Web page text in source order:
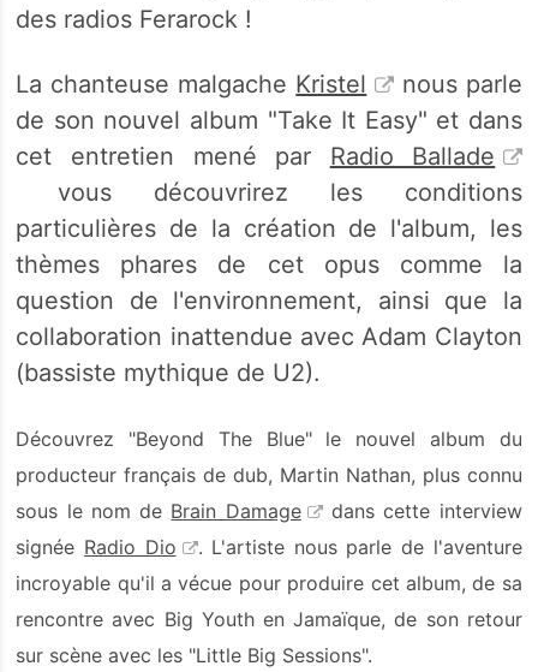
des radios Ferarock !
La chanteuse malgache Kristel
nous parle
de son nouvel album "Take It Easy" et dans
cet entretien mené par Radio Ballade
vous découvrirez les conditions
particulières de la création de l'album, les
thèmes phares de cet opus comme la
question de l'environnement, ainsi que la
collaboration inattendue avec Adam Clayton
(bassiste mythique de U2).
Découvrez "Beyond The Blue" le nouvel album du
producteur français de dub, Martin Nathan, plus connu
sous le nom de Brain Damage
dans cette interview
signée Radio Dio . L'artiste nous parle de l'aventure
incroyable qu'il a vécue pour produire cet album, de sa
rencontre avec Big Youth en Jamaïque, de son retour
sur scène avec les "Little Big Sessions".